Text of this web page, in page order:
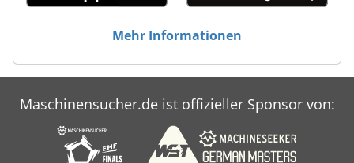
Mehr Informationen
Maschinensucher.de ist offizieller Sponsor von: